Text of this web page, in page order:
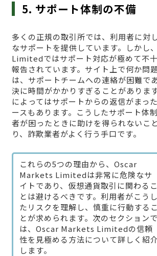
5. サポート体制の不備
多くの正規の取引所では、利用者に対
なサポートを提供しています。しか
Limitedではサポート対応が極めて不
報告されています。サイト上で何か問
は、サポートチームへの連絡が困難で
決に時間がかかりすぎることがありま
によってはサポートからの返信がまっ
ースもあります。こうしたサポート体
者が困ったときに助けを得られないこ
り、詐欺業者がよく行う手口です。
これらの5つの理由から、Oscar
Markets Limitedは非常に危険なサ
イトであり、仮想通貨取引に関わるこ
とは避けるべきです。利用者がこうし
たリスクを理解し、慎重に行動するこ
とが求められます。次のセクションで
は、Oscar Markets Limitedの信頼
性を見極める方法について詳しく紹介
します。